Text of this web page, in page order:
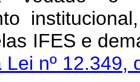
IFES e
nº 12.349,